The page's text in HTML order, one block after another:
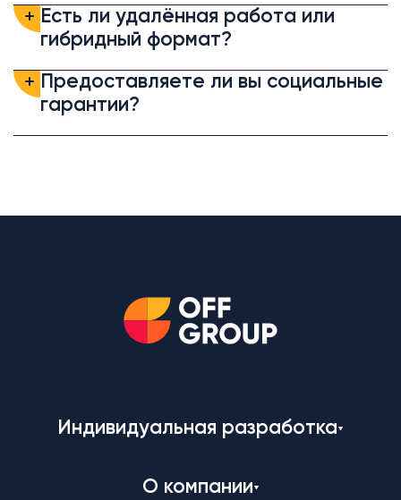
Есть ли удалённая работа или
гибридный формат?
Предоставляете ли вы социальные
гарантии?
Индивидуальная разработка
О компании